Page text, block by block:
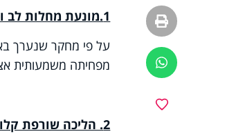
הדפסה
ווטסאפ
1.מונעת מחלות לב וכלי דם
על פי מחקר שנערך
מפחיתה משמעותית
2. הליכה שורפת קלוריות